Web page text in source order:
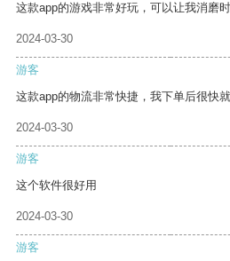
这款app的游戏非常好玩，可以让我消磨时
2024-03-30
游客
这款app的物流非常快捷，我下单后很快就
2024-03-30
游客
这个软件很好用
2024-03-30
游客